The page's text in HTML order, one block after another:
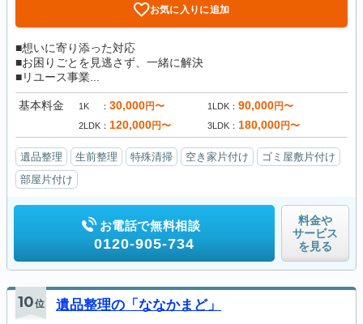
お気に入りに追加
■想いに寄り添った対応
■お困りごとを見逃さず、一緒に解決
■リユース事業...
基本料金 1K 30,000円〜 1LDK 90,000円〜
2LDK 120,000円〜 3LDK 180,000円〜
遺品整理 生前整理 特殊清掃 空き家片付け
ゴミ屋敷片付け
部屋片付け
お電話で無料相談
0120-905-734
料金や
サービス
を見る
10位 遺品整理の「ななかまど」